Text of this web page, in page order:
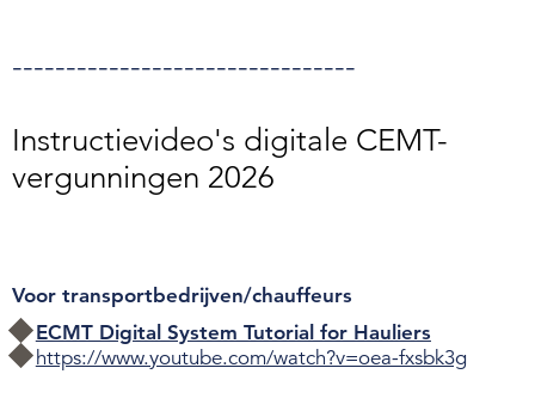
--------------------------------
Instructievideo's digitale CEMT-
vergunningen 2026
Voor transportbedrijven/chauffeurs
ECMT Digital System Tutorial for Hauliers
https://www.youtube.com/watch?v=oea-fxsbk3g